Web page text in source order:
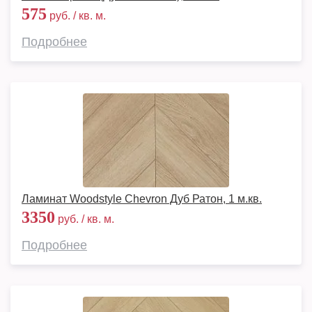
575 руб. / кв. м.
Подробнее
Ламинат Woodstyle Chevron Дуб Ратон, 1 м.кв.
3350 руб. / кв. м.
Подробнее